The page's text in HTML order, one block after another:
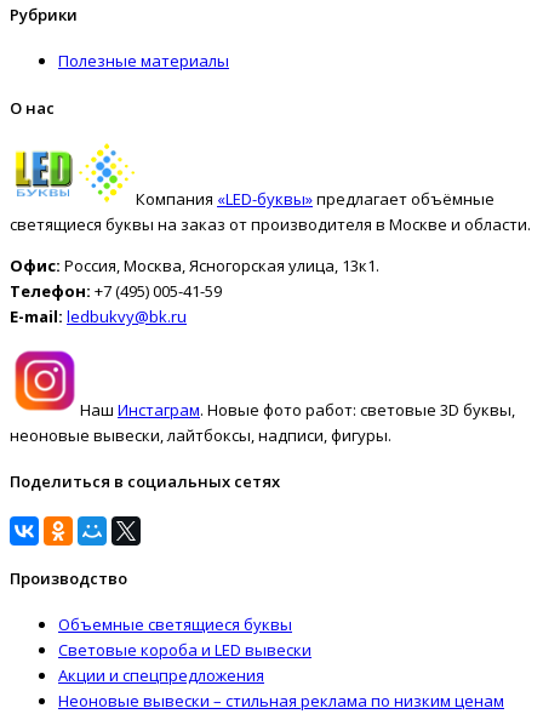
Рубрики
Полезные материалы
О нас
Компания «LED-буквы»предлагает объёмные
светящиеся буквы на заказ от производителя в Москве и области.
Офис: Россия, Москва, Ясногорская улица, 13к1.
Телефон: +7 (495) 005-41-59
E-mail: ledbukvy@bk.ru
Наш Инстаграм. Новые фото работ: световые 3D буквы,
неоновые вывески, лайтбоксы, надписи, фигуры.
Поделиться в социальных сетях
Производство
Объемные светящиеся буквы
Световые короба и LED вывески
Акции и спецпредложения
Неоновые вывески – стильная реклама по низким ценам